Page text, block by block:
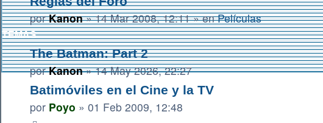
porKanon»14 Mar 2008, 12:11» enPelículas
TEMAS
The Batman: Part 2
porKanon»14 May 2026, 22:27
Batimóviles en el Cine y la TV
por Poyo » 01 Feb 2009, 12:48